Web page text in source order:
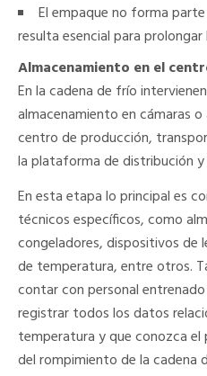
El empaque no forma
resulta esencial para
Almacenamiento en el
En la cadena de frío
almacenamiento en cámaras
centro de producción,
la plataforma de distribución
En esta etapa lo principal es
técnicos específicos, como
congeladores, dispositivos de
de temperatura, entre otros.
contar con personal
registrar todos los datos
temperatura y que conozca
del rompimiento de la cadena